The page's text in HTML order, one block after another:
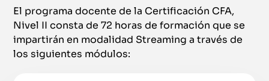
El programa docente de la Certificación CFA,
Nivel II consta de 72 horas de formación que se
impartirán en modalidad Streaming a través de
los siguientes módulos: